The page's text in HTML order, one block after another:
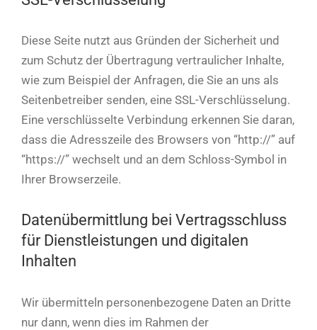
Diese Seite nutzt aus Gründen der Sicherheit und
zum Schutz der Übertragung vertraulicher Inhalte,
wie zum Beispiel der Anfragen, die Sie an uns als
Seitenbetreiber senden, eine SSL-Verschlüsselung.
Eine verschlüsselte Verbindung erkennen Sie daran,
dass die Adresszeile des Browsers von “http://” auf
“https://” wechselt und an dem Schloss-Symbol in
Ihrer Browserzeile.
Datenübermittlung bei Vertragsschluss
für Dienstleistungen und digitalen
Inhalten
Wir übermitteln personenbezogene Daten an Dritte
nur dann, wenn dies im Rahmen der